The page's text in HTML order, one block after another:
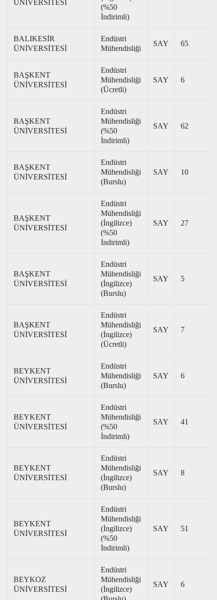
ÜNİVERSİTESİ
(%50
İndirimli)
BALIKESİR
ÜNİVERSİTESİ
Endüstri
Mühendisliği
SAY 65
BAŞKENT
ÜNİVERSİTESİ
Endüstri
Mühendisliği
(Ücretli)
SAY 6
BAŞKENT
ÜNİVERSİTESİ
Endüstri
Mühendisliği
(%50
İndirimli)
SAY 62
BAŞKENT
ÜNİVERSİTESİ
Endüstri
Mühendisliği
(Burslu)
SAY 10
BAŞKENT
ÜNİVERSİTESİ
Endüstri
Mühendisliği
(İngilizce)
(%50
İndirimli)
SAY 27
BAŞKENT
ÜNİVERSİTESİ
Endüstri
Mühendisliği
(İngilizce)
(Burslu)
SAY 5
BAŞKENT
ÜNİVERSİTESİ
Endüstri
Mühendisliği
(İngilizce)
(Ücretli)
SAY 7
BEYKENT
ÜNİVERSİTESİ
Endüstri
Mühendisliği
(Burslu)
SAY 6
BEYKENT
ÜNİVERSİTESİ
Endüstri
Mühendisliği
(%50
İndirimli)
SAY 41
BEYKENT
ÜNİVERSİTESİ
Endüstri
Mühendisliği
(İngilizce)
(Burslu)
SAY 8
BEYKENT
ÜNİVERSİTESİ
Endüstri
Mühendisliği
(İngilizce)
(%50
İndirimli)
SAY 51
BEYKOZ
ÜNİVERSİTESİ
Endüstri
Mühendisliği
(İngilizce)
SAY 6